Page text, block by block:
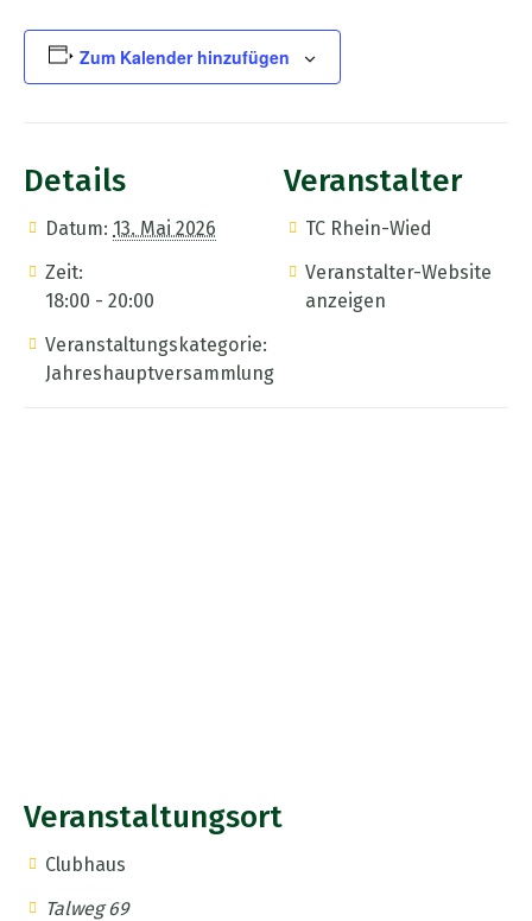
Zum Kalender hinzufügen
Details
Datum: 13. Mai 2026
Zeit:
18:00 - 20:00
Veranstaltungskategorie:
Jahreshauptversammlung
Veranstalter
TC Rhein-Wied
Veranstalter-Website
anzeigen
Veranstaltungsort
Clubhaus
Talweg 69